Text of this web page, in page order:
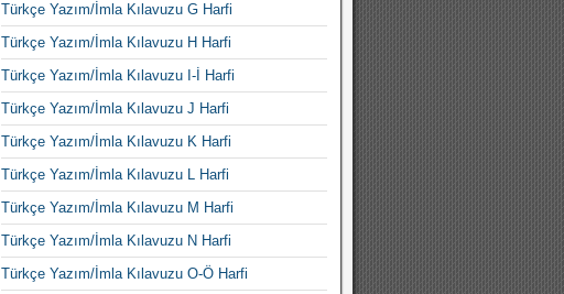
Türkçe Yazım/İmla Kılavuzu G Harfi
Türkçe Yazım/İmla Kılavuzu H Harfi
Türkçe Yazım/İmla Kılavuzu I-İ Harfi
Türkçe Yazım/İmla Kılavuzu J Harfi
Türkçe Yazım/İmla Kılavuzu K Harfi
Türkçe Yazım/İmla Kılavuzu L Harfi
Türkçe Yazım/İmla Kılavuzu M Harfi
Türkçe Yazım/İmla Kılavuzu N Harfi
Türkçe Yazım/İmla Kılavuzu O-Ö Harfi